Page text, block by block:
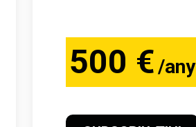
500 €/any